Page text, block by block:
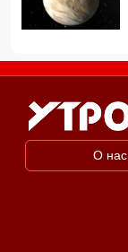
О нас